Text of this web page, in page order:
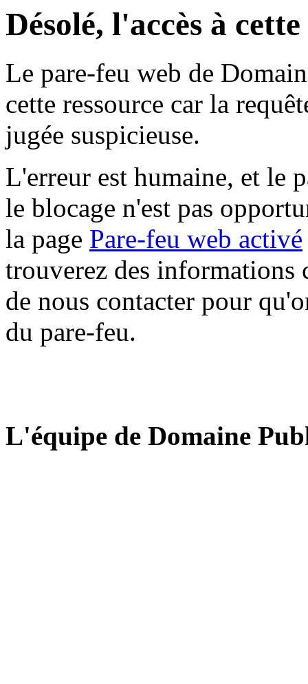
Désolé, l'accès à
Le pare-feu web de
cette ressource car la
jugée suspicieuse.
L'erreur est humaine, et le
le blocage n'est pas
la page Pare-feu web activé
trouverez des informations
de nous contacter pour
du pare-feu.
L'équipe de Domaine